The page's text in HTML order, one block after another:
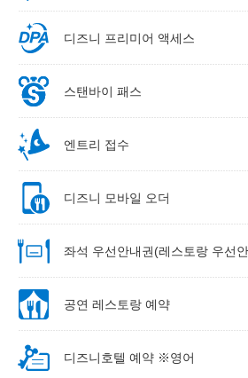
디즈니 프리미어 액세스
스탠바이 패스
엔트리 접수
디즈니 모바일 오더
좌석 우선안내권(레스토랑 우선
공연 레스토랑 예약
디즈니호텔 예약 ※영어